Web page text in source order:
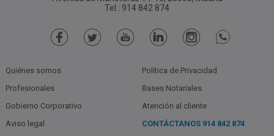
Tel.: 914 842 874
Quiénes somos
Profesionales
Gobierno Corporativo
Aviso legal
Política de Privacidad
Bases Notariales
Atención al cliente
CONTÁCTANOS 914 842 874